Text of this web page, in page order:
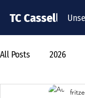
TC Cassella
All Posts 2026